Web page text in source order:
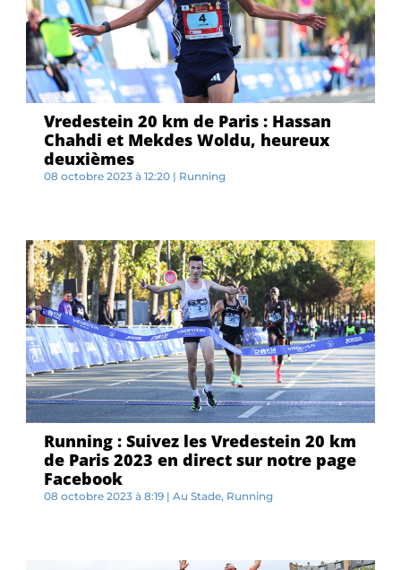
Vredestein 20 km de Paris : Hassan
Chahdi et Mekdes Woldu, heureux
deuxièmes
08 octobre 2023 à 12:20 | Running
Running : Suivez les Vredestein 20 km
de Paris 2023 en direct sur notre page
Facebook
08 octobre 2023 à 8:19 | Au Stade, Running